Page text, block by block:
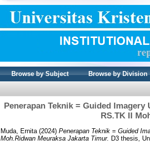
Browse by Subject Browse by Division
Penerapan Teknik = Guided
RS.TK II
Muda, Ernita (2024) Penerapan Teknik = Guided
Moh.Ridwan Meuraksa Jakarta Timur. D3 thesis,